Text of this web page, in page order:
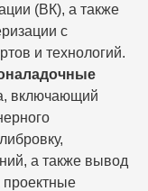
(ВК), а также
с
и технологий.
включающий
а также вывод
проектные